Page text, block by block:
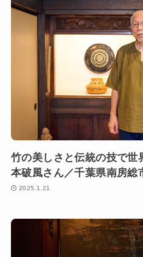
竹の美しさと伝統の技で世
本破風さん／千葉県南房総
2025.1.21